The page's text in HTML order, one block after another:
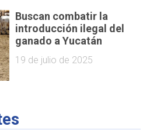
Buscan combatir la
introducción ilegal del
ganado a Yucatán
19 de julio de 2025